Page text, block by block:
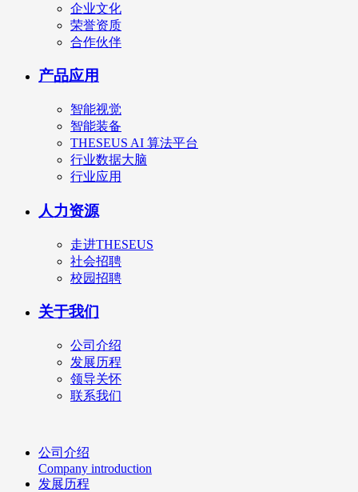
企业文化
荣誉资质
合作伙伴
产品应用
智能视觉
智能装备
THESEUS AI 算法平台
行业数据大脑
行业应用
人力资源
走进THESEUS
社会招聘
校园招聘
关于我们
公司介绍
发展历程
领导关怀
联系我们
公司介绍
Company introduction
发展历程